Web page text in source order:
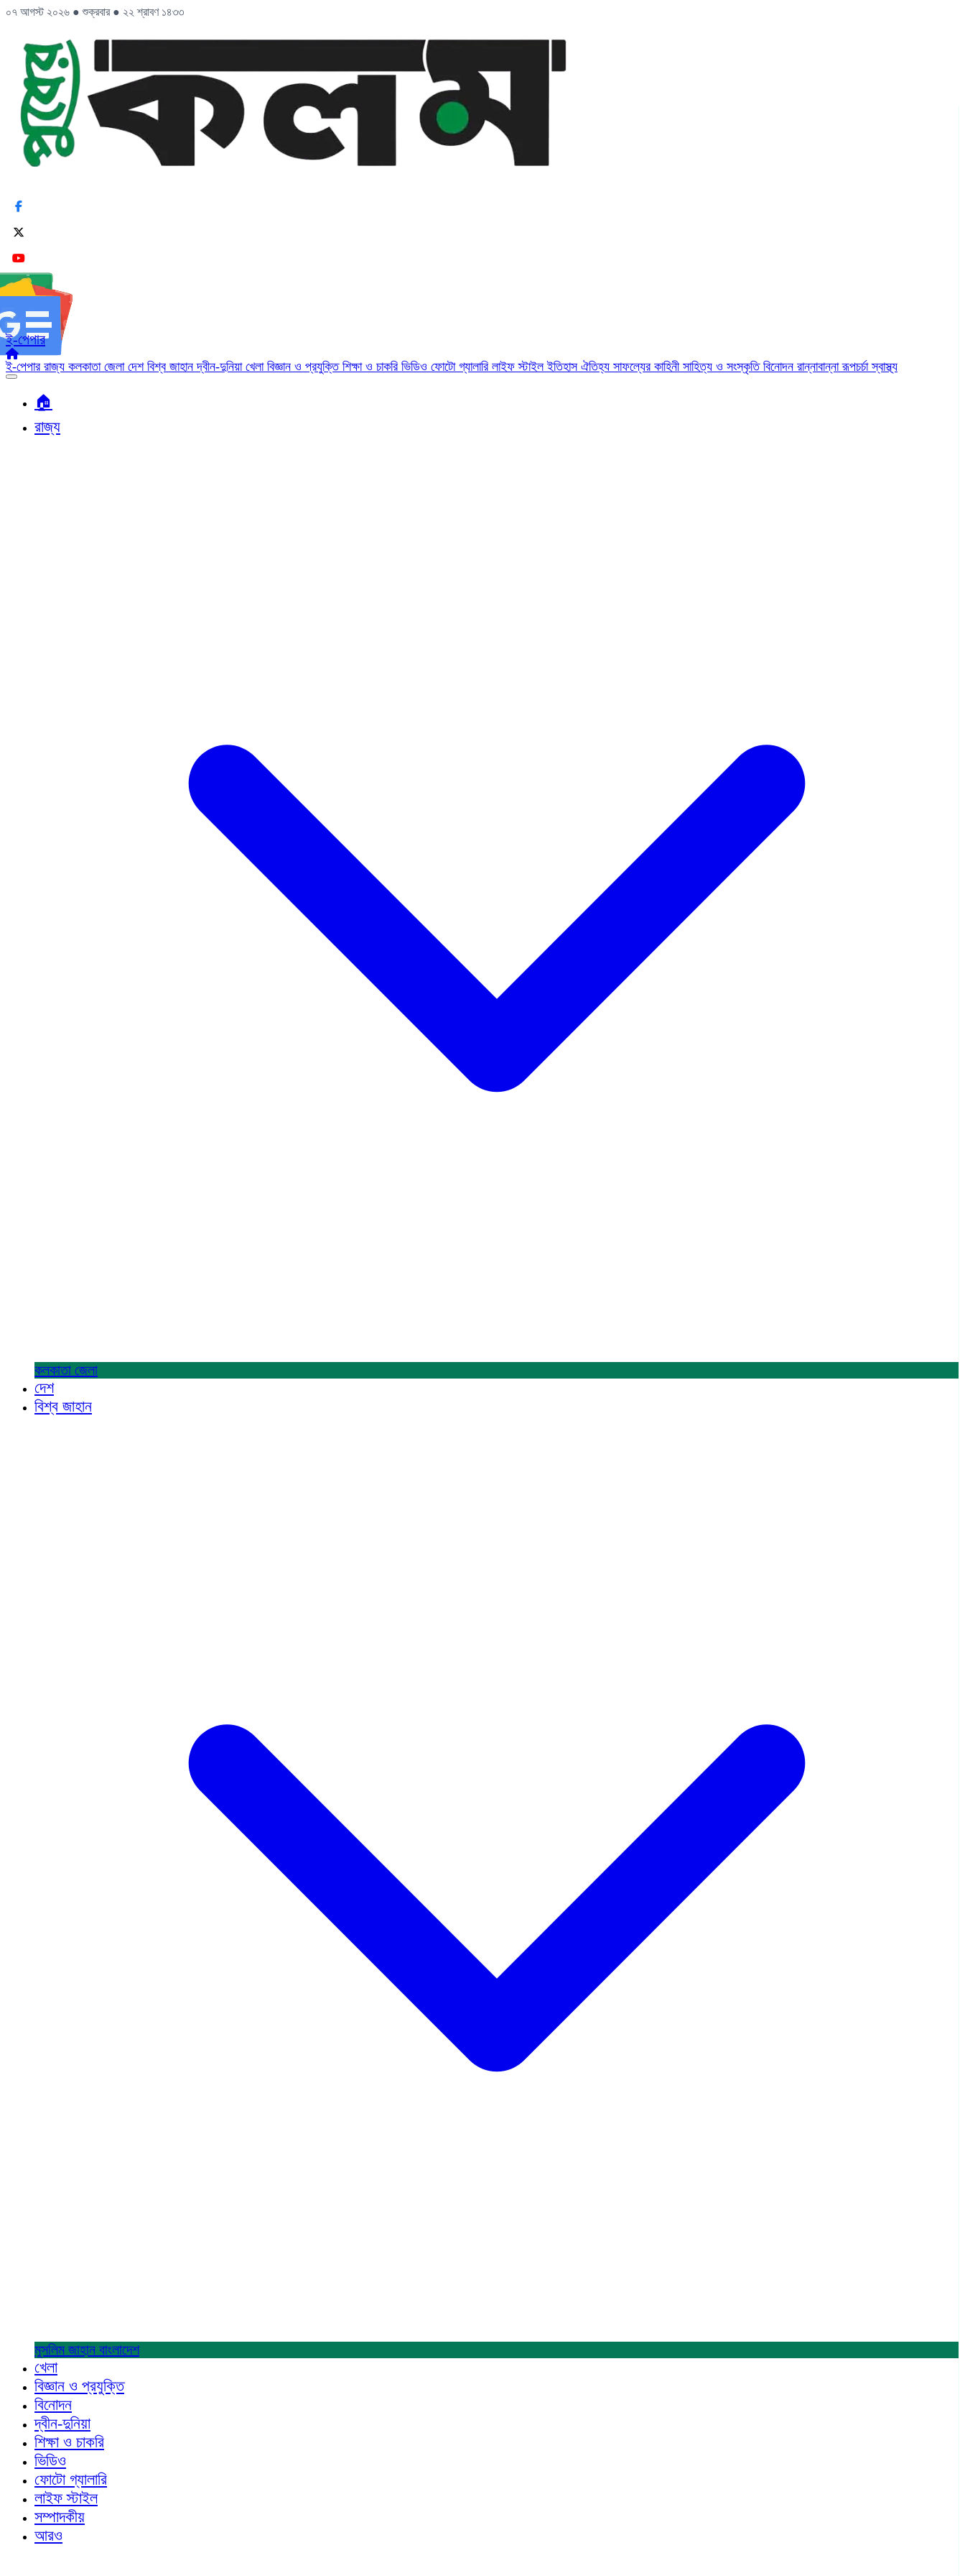
০৭ আগস্ট ২০২৬ ● শুক্রবার ● ২২ শ্রাবণ ১৪৩৩
ই-পেপার
ই-পেপার রাজ্য কলকাতা জেলা দেশ বিশ্ব জাহানদ্বীন-দুনিয়া খেলা বিজ্ঞান ও প্রযুক্তি শিক্ষা ও চাকরি ভিডিও ফোটো গ্যালারি লাইফ স্টাইলইতিহাস ঐতিহ্য সাফল্যের কাহিনী সাহিত্য ও সংস্কৃতি বিনোদন রান্নাবান্নারূপচর্চাস্বাস্থ্য
🏠︎
রাজ্য
কলকাতা জেলা
দেশ
বিশ্ব জাহান
মুসলিম জাহান বাংলাদেশ
খেলা
বিজ্ঞান ও প্রযুক্তি
বিনোদন
দ্বীন-দুনিয়া
শিক্ষা ও চাকরি
ভিডিও
ফোটো গ্যালারি
লাইফ স্টাইল
সম্পাদকীয়
আরও